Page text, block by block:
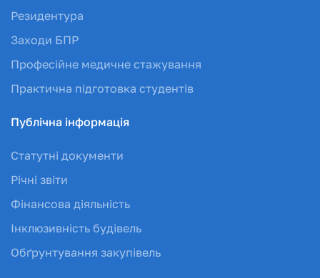
Резидентура
Заходи БПР
Професійне медичне стажування
Практична підготовка студентів
Публічна інформація
Статутні документи
Річні звіти
Фінансова діяльність
Інклюзивність будівель
Обґрунтування закупівель